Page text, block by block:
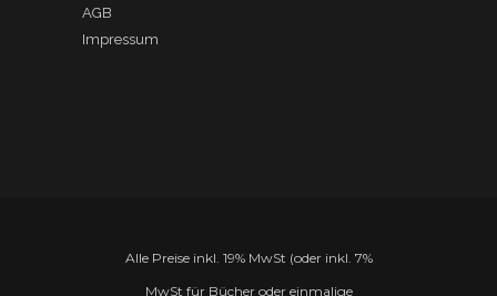
AGB
Impressum
Alle Preise inkl. 19% MwSt (oder inkl. 7%
MwSt für Bücher oder einmalige